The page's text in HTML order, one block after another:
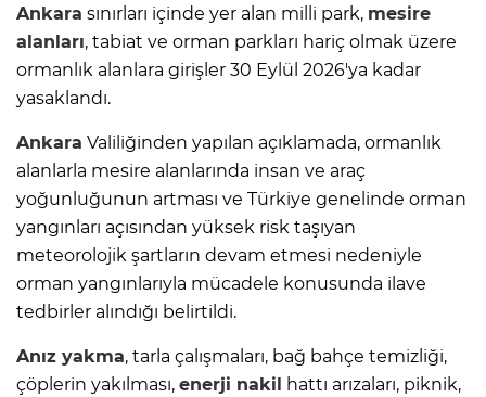
Ankara sınırları içinde yer alan milli park, mesire
alanları, tabiat ve orman parkları hariç olmak üzere
ormanlık alanlara girişler 30 Eylül 2026'ya kadar
yasaklandı.
Ankara Valiliğinden yapılan açıklamada, ormanlık
alanlarla mesire alanlarında insan ve araç
yoğunluğunun artması ve Türkiye genelinde orman
yangınları açısından yüksek risk taşıyan
meteorolojik şartların devam etmesi nedeniyle
orman yangınlarıyla mücadele konusunda ilave
tedbirler alındığı belirtildi.
Anız yakma, tarla çalışmaları, bağ bahçe temizliği,
çöplerin yakılması, enerji nakil hattı arızaları, piknik,